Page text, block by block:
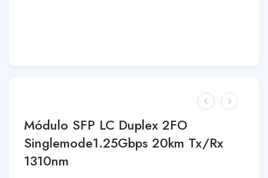
Módulo SFP LC Duplex 2FO
Singlemode1.25Gbps 20km Tx/Rx
1310nm